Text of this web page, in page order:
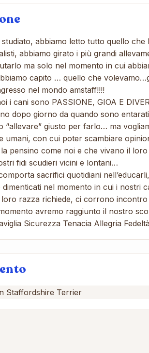
abbiamo letto tutto quello che
abbiamo girato i più grandi
ma solo nel momento in cui
capito … quello che
nel mondo amstaff!!!!
i cani sono PASSIONE, GIOA E
dopo giorno da quando sono
“allevare” giusto per farlo… ma
umani, con cui poter scambiare
pensino come noi e che vivano il
fidi scudieri vicini e lontani…
sacrifici quotidiani
nel momento in cui i nostri
razza richiede, ci corrono
avremo raggiunto il nostro
Sicurezza Tenacia Allegria
Staffordshire Terrier